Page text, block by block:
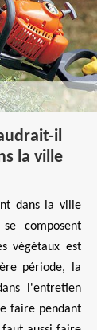
il
la ville
dans la ville
composent
végétaux est
période, la
l'entretien
faire pendant